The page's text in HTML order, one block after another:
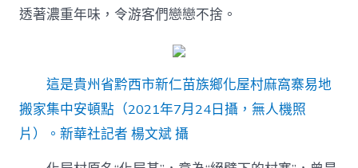
透著濃重年味，令游客們戀戀不捨。
這是貴州省黔西市新仁苗族鄉化屋村麻窩寨易地
搬家集中安頓點（2021年7月24日攝，無人機照
片）。新華社記者 楊文斌 攝